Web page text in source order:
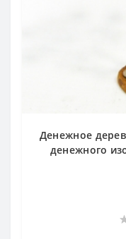
Денежное
денежного